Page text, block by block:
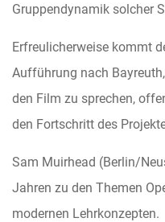
Gruppendynamik solcher
Erfreulicherweise kommt
Aufführung nach
den Film zu sprechen,
den Fortschritt des
Sam Muirhead (Berlin/
Jahren zu den Themen
modernen Lehrkonzepten.